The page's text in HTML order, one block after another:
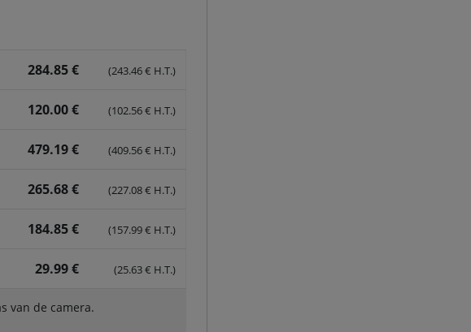
284.85 € (243.46 € H.T.)
120.00 € (102.56 € H.T.)
479.19 € (409.56 € H.T.)
265.68 € (227.08 € H.T.)
184.85 € (157.99 € H.T.)
29.99 € (25.63 € H.T.)
van de camera.